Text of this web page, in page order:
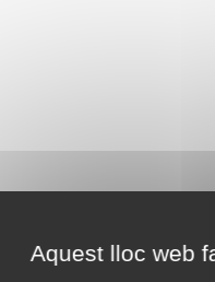
Aquest lloc web